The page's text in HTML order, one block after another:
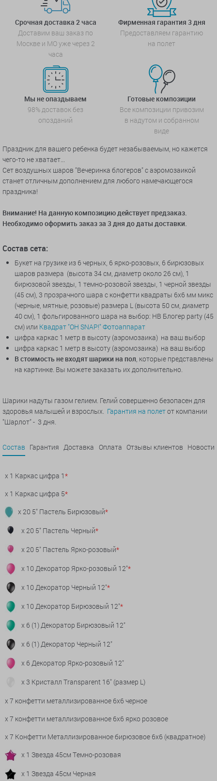
Срочная доставка 2 часа
Доставим ваш заказ по
Москве и МО уже через 2
часа
Фирменная гарантия 3 дня
Предоставляем гарантию
на полет
Мы не опаздываем
98% доставок без
опозданий
Готовые композиции
Все композиции привозим
в надутом и собранном
виде
Праздник для вашего ребенка будет незабываемым, но кажется
чего-то не хватает...
Сет воздушных шаров "Вечеринка блогеров" с аэромозаикой
станет отличным дополнением для любого намечающегося
праздника!
Внимание! На данную композицию действует предзаказ.
Необходимо оформить заказ за 3 дня до даты доставки.
Состав сета:
Букет на грузике из 6 черных, 6 ярко-розовых, 6 бирюзовых
шаров размера (высота 34 см, диаметр около 26 см), 1
бирюзовой звезды, 1 темно-розовой звезды, 1 черной звезды
(45 см), 3 прозрачного шара с конфетти квадраты 6х6 мм микс
(черные, мятные, розовые) размера L (высота 50 см, диаметр
40 см), 1 фольгированного шара на выбор: HB Блогер party (45
см) или Квадрат "OH SNAP!" Фотоаппарат
цифра каркас 1 метр в высоту (аэромозаика) на ваш выбор
цифра каркас 1 метр в высоту (аэромозаика) на ваш выбор
В стоимость не входят шарики на пол, которые представлены
на картинке. Вы можете заказать их дополнительно.
Шарики надуты газом гелием. Гелий совершенно безопасен для
здоровья малышей и взрослых. Гарантия на полетот компании
"Шарлот" - 3 дня.
Состав Гарантия Доставка Оплата Отзывы клиентов Новости
x 1 Каркас цифра 1*
x 1 Каркас цифра 5*
x 20 5" Пастель Бирюзовый*
x 20 5" Пастель Черный*
x 20 5" Пастель Ярко-розовый*
x 10 Декоратор Ярко-розовый 12"*
x 10 Декоратор Черный 12"*
x 10 Декоратор Бирюзовый 12"*
x 6 (1) Декоратор Бирюзовый 12"
x 6 (1) Декоратор Черный 12"
x 6 Декоратор Ярко-розовый 12"
x 3 Кристалл Transparent 16" (размер L)
x 7 конфетти металлизированное 6х6 черное
x 7 конфетти металлизированное 6х6 ярко розовое
x 7 Конфетти Металлизированное бирюзовое 6х6 (квадратное)
x 1 Звезда 45см Темно-розовая
x 1 Звезда 45см Черная